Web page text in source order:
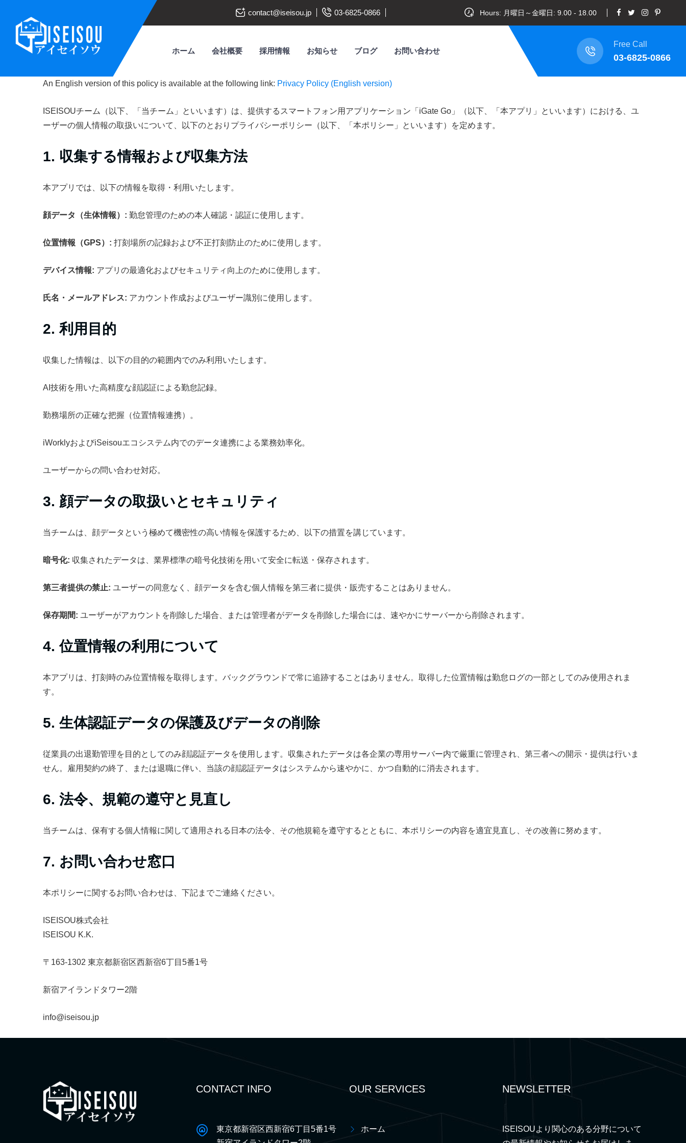
contact@iseisou.jp 03-6825-0866 Hours: 月曜日～金曜日: 9.00 - 18.00
ホーム 会社概要 採用情報 お知らせ ブログ お問い合わせ
Free Call
03-6825-0866
An English version of this policy is available at the following link: Privacy Policy (English version)
ISEISOUチーム（以下、「当チーム」といいます）は、提供するスマートフォン用アプリケーション「iGate Go」（以下、「本アプリ」といいます）における、ユ
ーザーの個人情報の取扱いについて、以下のとおりプライバシーポリシー（以下、「本ポリシー」といいます）を定めます。
1. 収集する情報および収集方法
本アプリでは、以下の情報を取得・利用いたします。
顔データ（生体情報）: 勤怠管理のための本人確認・認証に使用します。
位置情報（GPS）: 打刻場所の記録および不正打刻防止のために使用します。
デバイス情報: アプリの最適化およびセキュリティ向上のために使用します。
氏名・メールアドレス: アカウント作成およびユーザー識別に使用します。
2. 利用目的
収集した情報は、以下の目的の範囲内でのみ利用いたします。
AI技術を用いた高精度な顔認証による勤怠記録。
勤務場所の正確な把握（位置情報連携）。
iWorklyおよびiSeisouエコシステム内でのデータ連携による業務効率化。
ユーザーからの問い合わせ対応。
3. 顔データの取扱いとセキュリティ
当チームは、顔データという極めて機密性の高い情報を保護するため、以下の措置を講じています。
暗号化: 収集されたデータは、業界標準の暗号化技術を用いて安全に転送・保存されます。
第三者提供の禁止: ユーザーの同意なく、顔データを含む個人情報を第三者に提供・販売することはありません。
保存期間: ユーザーがアカウントを削除した場合、または管理者がデータを削除した場合には、速やかにサーバーから削除されます。
4. 位置情報の利用について
本アプリは、打刻時のみ位置情報を取得します。バックグラウンドで常に追跡することはありません。取得した位置情報は勤怠ログの一部としてのみ使用されま
す。
5. 生体認証データの保護及びデータの削除
従業員の出退勤管理を目的としてのみ顔認証データを使用します。収集されたデータは各企業の専用サーバー内で厳重に管理され、第三者への開示・提供は行いま
せん。雇用契約の終了、または退職に伴い、当該の顔認証データはシステムから速やかに、かつ自動的に消去されます。
6. 法令、規範の遵守と見直し
当チームは、保有する個人情報に関して適用される日本の法令、その他規範を遵守するとともに、本ポリシーの内容を適宜見直し、その改善に努めます。
7. お問い合わせ窓口
本ポリシーに関するお問い合わせは、下記までご連絡ください。
ISEISOU株式会社
ISEISOU K.K.
〒163-1302 東京都新宿区西新宿6丁目5番1号
新宿アイランドタワー2階
info@iseisou.jp
CONTACT INFO
東京都新宿区西新宿6丁目5番1号
OUR SERVICES
ホーム
NEWSLETTER
ISEISOUより関心のある分野について